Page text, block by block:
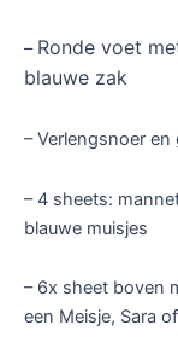
– Ronde voet
blauwe zak
– Verlengsnoer
– 4 sheets:
blauwe muisjes
– 6x sheet boven
een Meisje, Sara